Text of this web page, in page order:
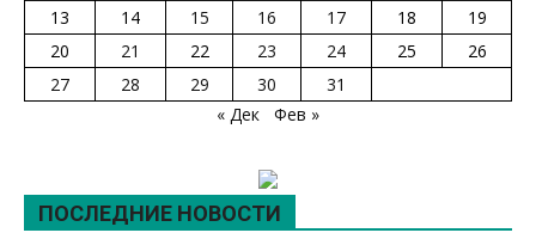
13
14 15 16 17 18
19
20
21 22 23 24 25
26
27
28 29 30
31
« Дек
Фев »
ПОСЛЕДНИЕ НОВОСТИ